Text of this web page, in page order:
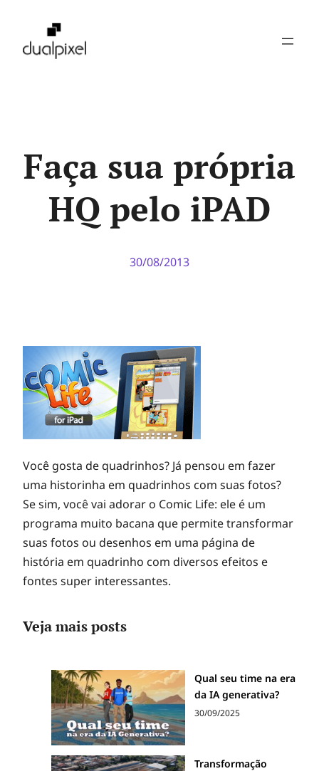
Faça sua própria
HQ pelo iPAD
30/08/2013
Você gosta de quadrinhos? Já pensou em fazer
uma historinha em quadrinhos com suas fotos?
Se sim, você vai adorar o Comic Life: ele é um
programa muito bacana que permite transformar
suas fotos ou desenhos em uma página de
história em quadrinho com diversos efeitos e
fontes super interessantes.
Veja mais posts
Qual seu time na era
da IA generativa?
30/09/2025
Transformação